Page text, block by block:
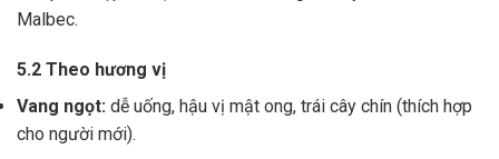
Malbec.
5.2 Theo hương vị
Vang ngọt: dễ uống, hậu vị mật ong, trái cây chín (thích hợp
cho người mới).